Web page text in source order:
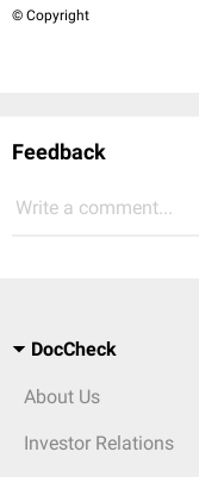
© Copyright
Feedback
Write a comment...
DocCheck
About Us
Investor Relations